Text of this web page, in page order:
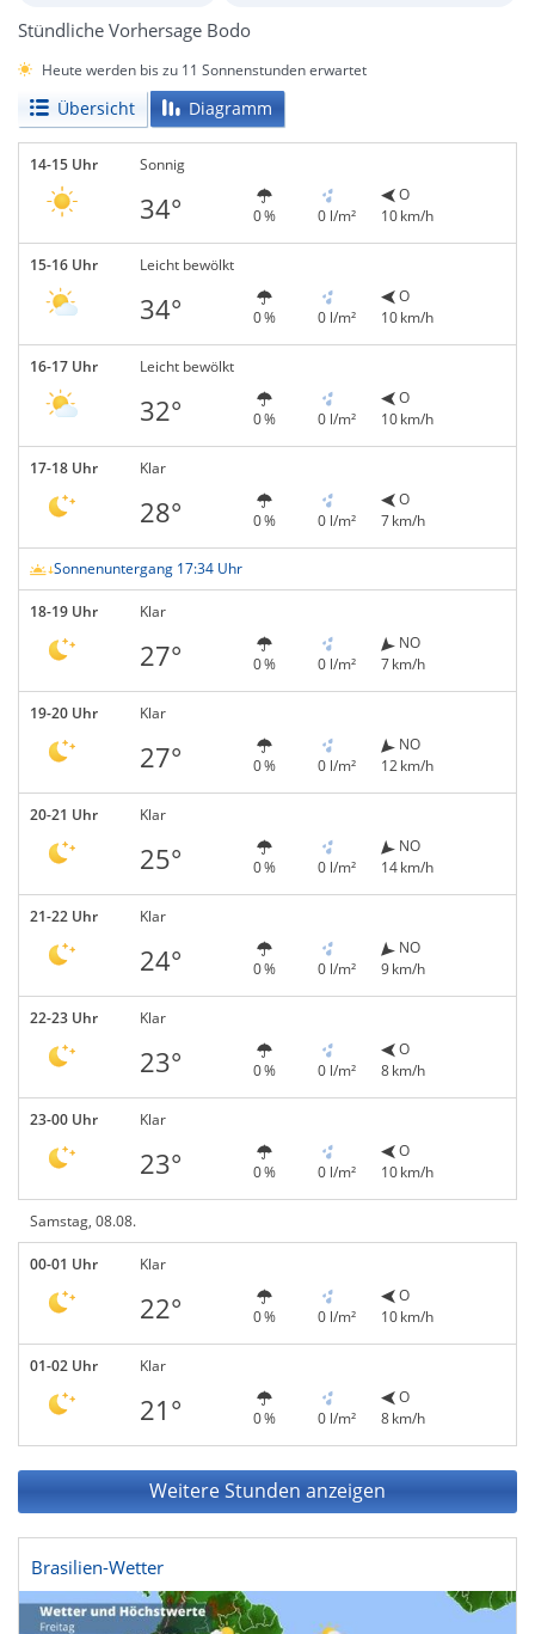
Stündliche Vorhersage Bodo
Heute werden bis zu 11 Sonnenstunden erwartet
Übersicht Diagramm
14-15 Uhr Sonnig
34° 0 % 0 l/m²
O
10 km/h
15-16 Uhr Leicht bewölkt
34° 0 % 0 l/m²
O
10 km/h
16-17 Uhr Leicht bewölkt
32° 0 % 0 l/m²
O
10 km/h
17-18 Uhr Klar
28° 0 % 0 l/m²
O
7 km/h
Sonnenuntergang 17:34 Uhr
18-19 Uhr Klar
27° 0 % 0 l/m²
NO
7 km/h
19-20 Uhr Klar
27° 0 % 0 l/m²
NO
12 km/h
20-21 Uhr Klar
25° 0 % 0 l/m²
NO
14 km/h
21-22 Uhr Klar
24° 0 % 0 l/m²
NO
9 km/h
22-23 Uhr Klar
23° 0 % 0 l/m²
O
8 km/h
23-00 Uhr Klar
23° 0 % 0 l/m²
O
10 km/h
Samstag, 08.08.
00-01 Uhr Klar
22° 0 % 0 l/m²
O
10 km/h
01-02 Uhr Klar
21° 0 % 0 l/m²
O
8 km/h
Weitere Stunden anzeigen
Brasilien-Wetter